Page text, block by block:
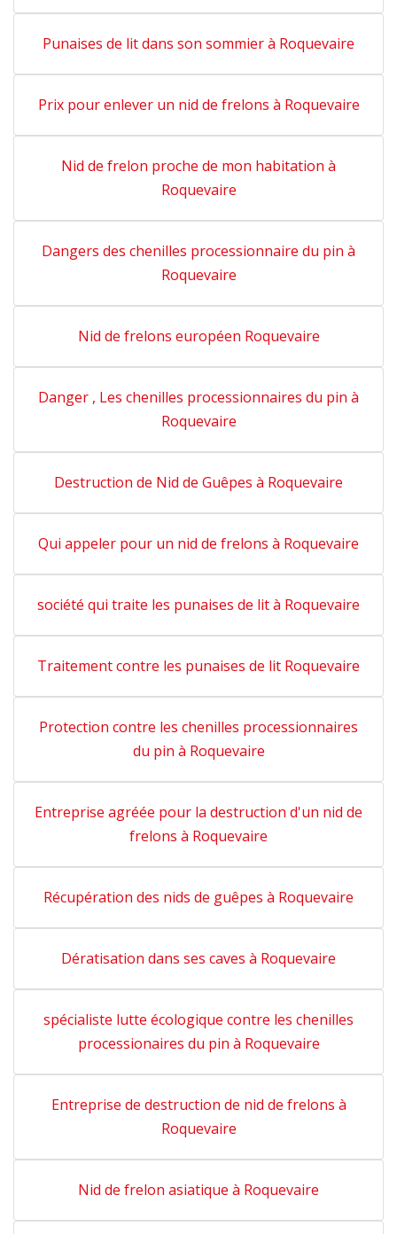
Punaises de lit dans son sommier à Roquevaire
Prix pour enlever un nid de frelons à Roquevaire
Nid de frelon proche de mon habitation à
Roquevaire
Dangers des chenilles processionnaire du pin à
Roquevaire
Nid de frelons européen Roquevaire
Danger , Les chenilles processionnaires du pin à
Roquevaire
Destruction de Nid de Guêpes à Roquevaire
Qui appeler pour un nid de frelons à Roquevaire
société qui traite les punaises de lit à Roquevaire
Traitement contre les punaises de lit Roquevaire
Protection contre les chenilles processionnaires
du pin à Roquevaire
Entreprise agréée pour la destruction d'un nid de
frelons à Roquevaire
Récupération des nids de guêpes à Roquevaire
Dératisation dans ses caves à Roquevaire
spécialiste lutte écologique contre les chenilles
processionaires du pin à Roquevaire
Entreprise de destruction de nid de frelons à
Roquevaire
Nid de frelon asiatique à Roquevaire